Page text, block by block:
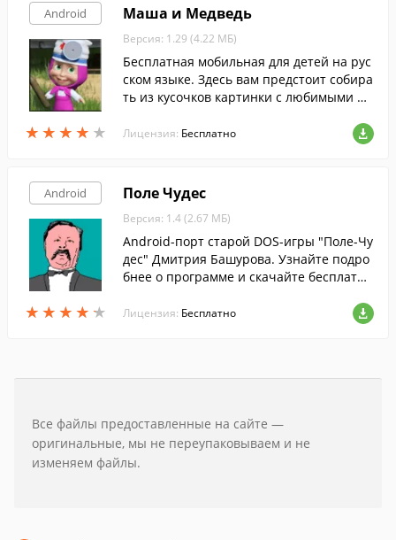
Android
★ ★ ★ ★ ★
★ ★ ★ ★ ★
Маша и Медведь
Версия: 1.29 (4.22 МБ)
Бесплатная мобильная для детей на рус
ском языке. Здесь вам предстоит собира
ть из кусочков картинки с любимыми пе
Лицензия: Бесплатно
Android
★ ★ ★ ★ ★
★ ★ ★ ★ ★
Поле Чудес
Версия: 1.4 (2.67 МБ)
Android-порт старой DOS-игры "Поле-Чу
дес" Дмитрия Башурова. Узнайте подро
бнее о программе и скачайте бесплатн
Лицензия: Бесплатно
Все файлы предоставленные на сайте —
оригинальные, мы не переупаковываем и не
изменяем файлы.